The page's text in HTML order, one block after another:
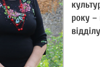
року –